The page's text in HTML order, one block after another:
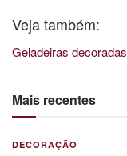
Veja também:
Geladeiras
Mais recentes
DECORAÇÃO